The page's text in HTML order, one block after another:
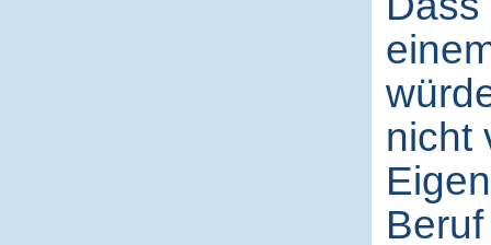
nicht